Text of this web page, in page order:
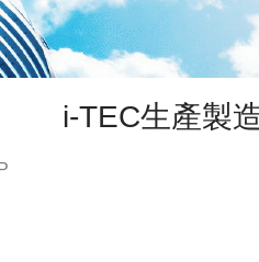
i-TEC生產製